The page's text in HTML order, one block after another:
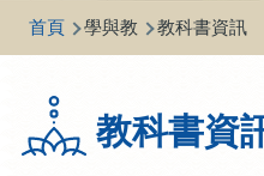
導
航
連
結
首頁 學與教 教科書資訊
教科書資